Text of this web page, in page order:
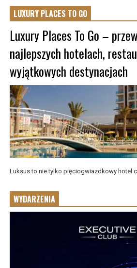
LUXURY PLACES TO GO
Luxury Places To Go –
najlepszych hotelach,
wyjątkowych destynacjach
Luksus to nie tylko pięciogwiazdkowy hotel
WYDARZENIA